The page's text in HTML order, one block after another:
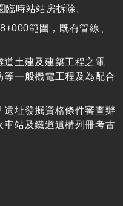
時站站房拆除。
範圍，既有管線、
土建及建築工程之電
一般機電工程及為配合
遺址發掘資格條件審查辦
車站及鐵道遺構列冊考古